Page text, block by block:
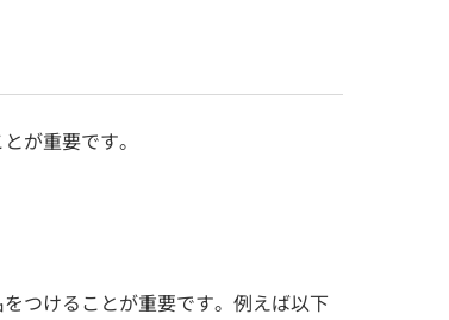
が重要です。
つけることが重要です。例えば以下